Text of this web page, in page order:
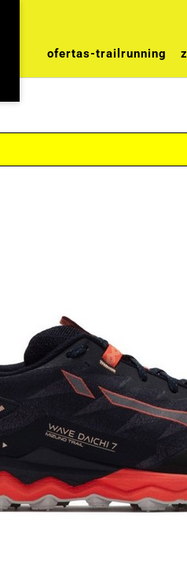
ofertas-trailrunning